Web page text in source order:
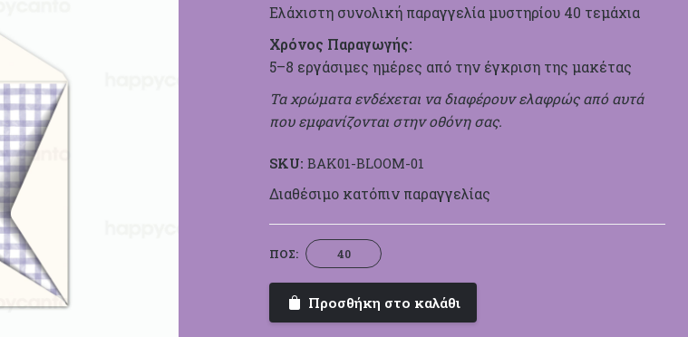
Ελάχιστη συνολική παραγγελία μυστηρίου 40 τεμάχια
Χρόνος Παραγωγής:
5–8 εργάσιμες ημέρες από την έγκριση της μακέτας
Τα χρώματα ενδέχεται να διαφέρουν ελαφρώς από αυτά
που εμφανίζονται στην οθόνη σας.
SKU: BAK01-BLOOM-01
Διαθέσιμο κατόπιν παραγγελίας
ΠΟΣ: Δίδυμη
Χαρά
Happy
Προσθήκη στο καλάθι